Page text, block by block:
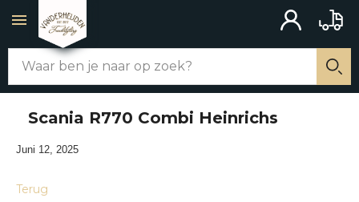
Zoek
ACCOUNT
WEBSHOP
ALLE PRODUCTEN
Scania R770 Combi Heinrichs
Juni 12, 2025
Terug